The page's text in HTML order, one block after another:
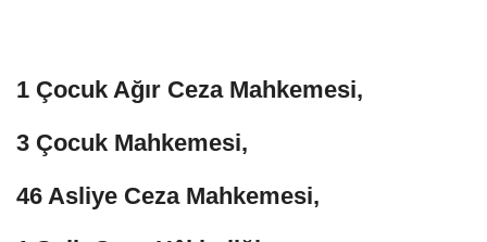
1 Çocuk Ağır Ceza Mahkemesi,
3 Çocuk Mahkemesi,
46 Asliye Ceza Mahkemesi,